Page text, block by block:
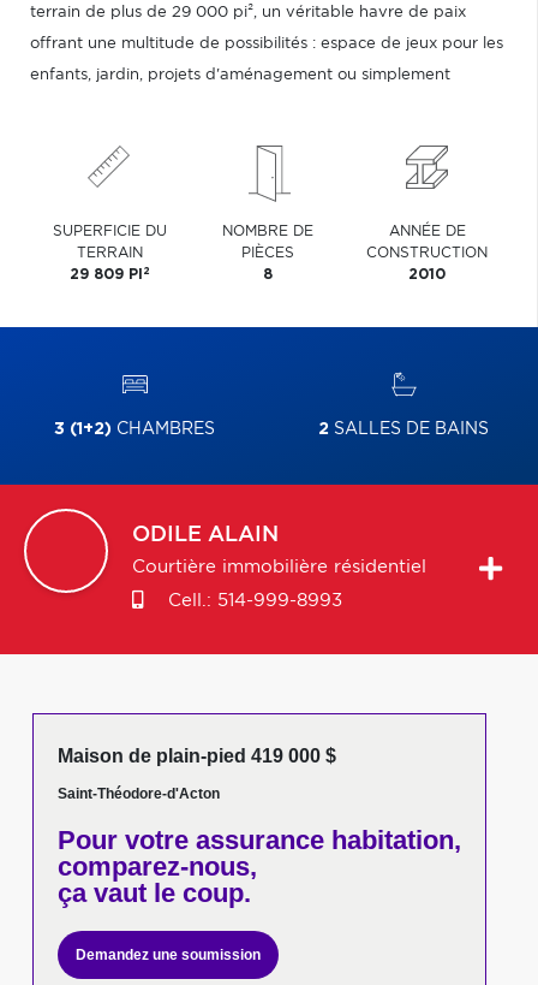
terrain de plus de 29 000 pi², un véritable havre de paix
offrant une multitude de possibilités : espace de jeux pour les
enfants, jardin, projets d'aménagement ou simplement
SUPERFICIE DU
TERRAIN
29 809 PI 2
NOMBRE DE
PIÈCES
8
ANNÉE DE
CONSTRUCTION
2010
3 (1+2) CHAMBRES 2 SALLES DE BAINS
ODILE ALAIN
Courtière immobilière résidentiel
Cell.: 514-999-8993
Maison de plain-pied 419 000 $
Saint-Théodore-d'Acton
Pour votreassurance habitation,
comparez-nous,
ça vaut le coup.
Demandez une soumission